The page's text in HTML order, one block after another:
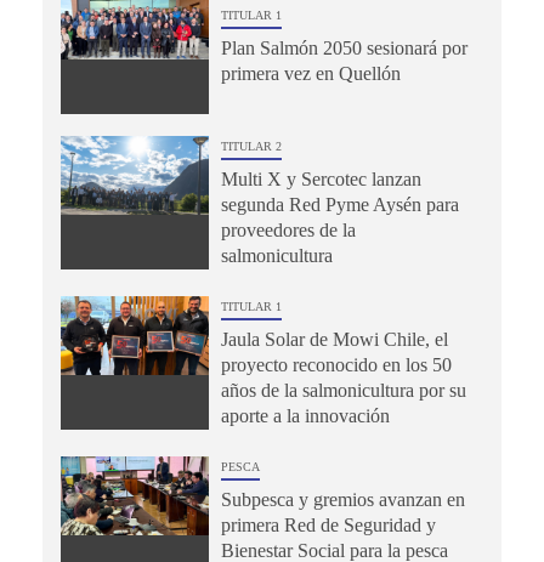
TITULAR 1
Plan Salmón 2050 sesionará por
primera vez en Quellón
TITULAR 2
Multi X y Sercotec lanzan
segunda Red Pyme Aysén para
proveedores de la
salmonicultura
TITULAR 1
Jaula Solar de Mowi Chile, el
proyecto reconocido en los 50
años de la salmonicultura por su
aporte a la innovación
PESCA
Subpesca y gremios avanzan en
primera Red de Seguridad y
Bienestar Social para la pesca